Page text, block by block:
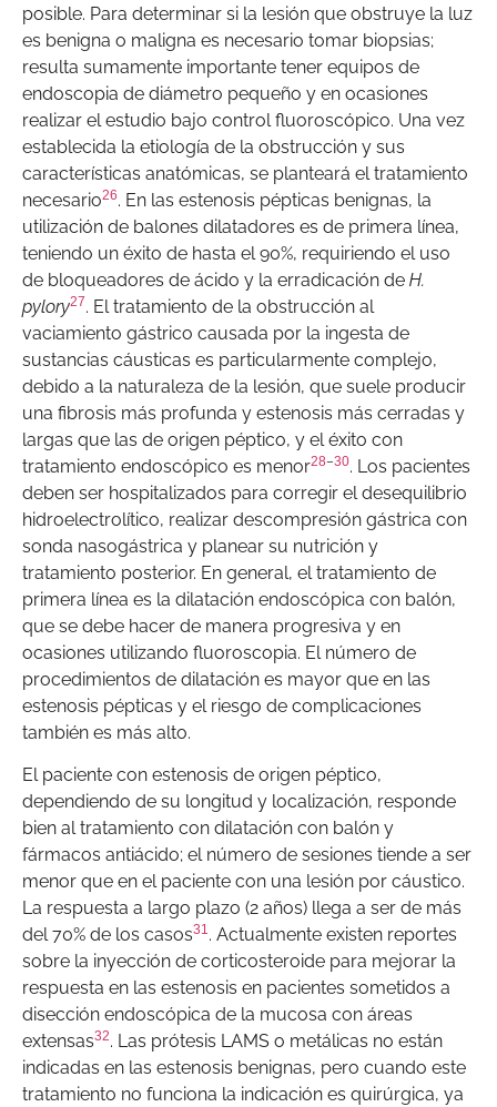
posible. Para determinar si la lesión que obstruye la luz
es benigna o maligna es necesario tomar biopsias;
resulta sumamente importante tener equipos de
endoscopia de diámetro pequeño y en ocasiones
realizar el estudio bajo control fluoroscópico. Una vez
establecida la etiología de la obstrucción y sus
características anatómicas, se planteará el tratamiento
necesario26. En las estenosis pépticas benignas, la
utilización de balones dilatadores es de primera línea,
teniendo un éxito de hasta el 90%, requiriendo el uso
de bloqueadores de ácido y la erradicación de H.
pylory27. El tratamiento de la obstrucción al
vaciamiento gástrico causada por la ingesta de
sustancias cáusticas es particularmente complejo,
debido a la naturaleza de la lesión, que suele producir
una fibrosis más profunda y estenosis más cerradas y
largas que las de origen péptico, y el éxito con
tratamiento endoscópico es menor28–30. Los pacientes
deben ser hospitalizados para corregir el desequilibrio
hidroelectrolítico, realizar descompresión gástrica con
sonda nasogástrica y planear su nutrición y
tratamiento posterior. En general, el tratamiento de
primera línea es la dilatación endoscópica con balón,
que se debe hacer de manera progresiva y en
ocasiones utilizando fluoroscopia. El número de
procedimientos de dilatación es mayor que en las
estenosis pépticas y el riesgo de complicaciones
también es más alto.
El paciente con estenosis de origen péptico,
dependiendo de su longitud y localización, responde
bien al tratamiento con dilatación con balón y
fármacos antiácido; el número de sesiones tiende a ser
menor que en el paciente con una lesión por cáustico.
La respuesta a largo plazo (2 años) llega a ser de más
del 70% de los casos31. Actualmente existen reportes
sobre la inyección de corticosteroide para mejorar la
respuesta en las estenosis en pacientes sometidos a
disección endoscópica de la mucosa con áreas
extensas32. Las prótesis LAMS o metálicas no están
indicadas en las estenosis benignas, pero cuando este
tratamiento no funciona la indicación es quirúrgica, ya